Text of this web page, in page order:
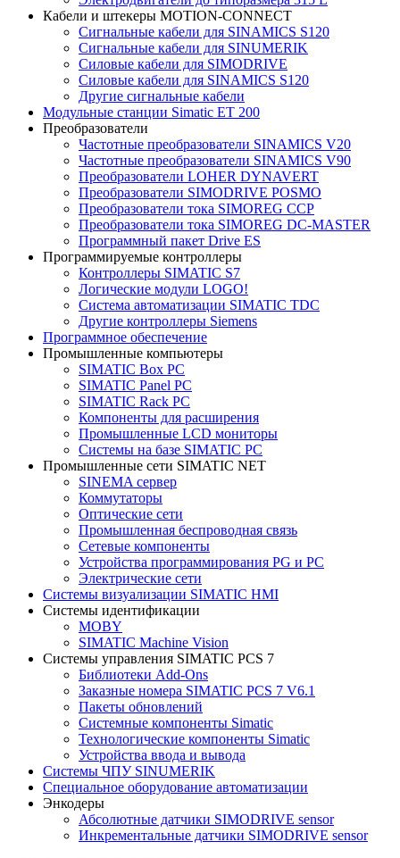
Кабели и штекеры MOTION-CONNECT
Сигнальные кабели для SINAMICS S120
Сигнальные кабели для SINUMERIK
Силовые кабели для SIMODRIVE
Силовые кабели для SINAMICS S120
Другие сигнальные кабели
Модульные станции Simatic ET 200
Преобразователи
Частотные преобразователи SINAMICS V20
Частотные преобразователи SINAMICS V90
Преобразователи LOHER DYNAVERT
Преобразователи SIMODRIVE POSMO
Преобразователи тока SIMOREG CCP
Преобразователи тока SIMOREG DC-MASTER
Программный пакет Drive ES
Программируемые контроллеры
Контроллеры SIMATIC S7
Логические модули LOGO!
Система автоматизации SIMATIC TDC
Другие контроллеры Siemens
Программное обеспечение
Промышленные компьютеры
SIMATIC Box PC
SIMATIC Panel PС
SIMATIC Rack PC
Компоненты для расширения
Промышленные LCD мониторы
Системы на базе SIMATIC PC
Промышленные сети SIMATIC NET
SINEMA сервер
Коммутаторы
Оптические сети
Промышленная беспроводная связь
Сетевые компоненты
Устройства программирования PG и PC
Электрические сети
Системы визуализации SIMATIC HMI
Системы идентификации
MOBY
SIMATIC Machine Vision
Системы управления SIMATIC PCS 7
Библиотеки Add-Ons
Заказные номера SIMATIC PCS 7 V6.1
Пакеты обновлений
Системные компоненты Simatic
Технологические компоненты Simatic
Устройства ввода и вывода
Системы ЧПУ SINUMERIK
Специальное оборудование автоматизации
Энкодеры
Абсолютные датчики SIMODRIVE sensor
Инкрементальные датчики SIMODRIVE sensor